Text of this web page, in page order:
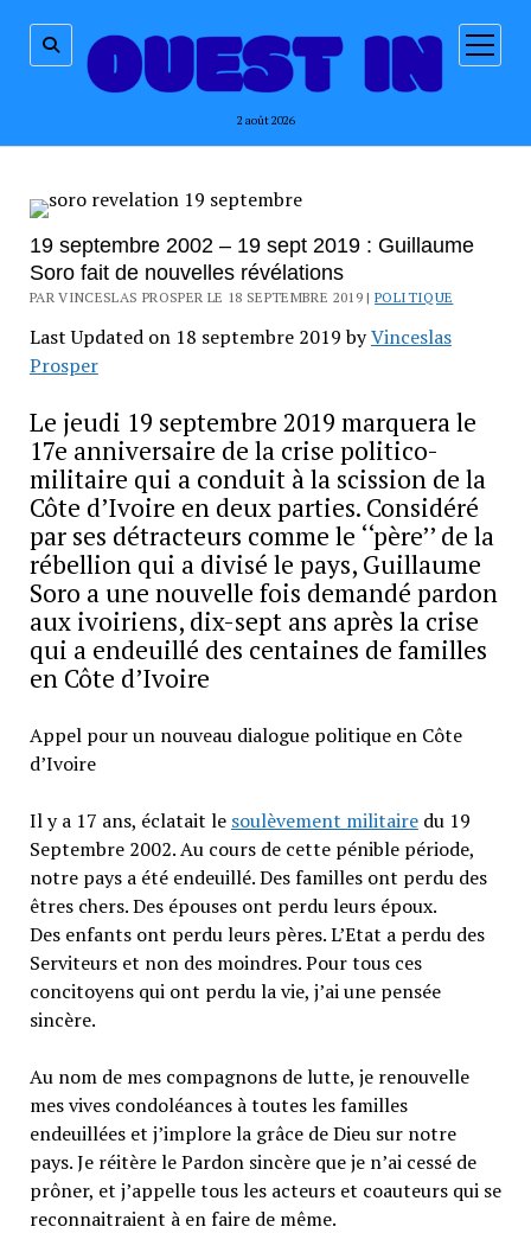
2 août 2026
ouvrir
menu
19 septembre 2002 – 19 sept 2019 : Guillaume
Soro fait de nouvelles révélations
PAR VINCESLAS PROSPER LE 18 SEPTEMBRE 2019 |POLITIQUE
Last Updated on 18 septembre 2019 byVinceslas
Prosper
Le jeudi 19 septembre 2019 marquera le
17e anniversaire de la crise politico-
militaire qui a conduit à la scission de la
Côte d’Ivoire en deux parties. Considéré
par ses détracteurs comme le ‘‘père’’ de la
rébellion qui a divisé le pays, Guillaume
Soro a une nouvelle fois demandé pardon
aux ivoiriens, dix-sept ans après la crise
qui a endeuillé des centaines de familles
en Côte d’Ivoire
Appel pour un nouveau dialogue politique en Côte
d’Ivoire
Il y a 17 ans, éclatait le soulèvement militairedu 19
Septembre 2002. Au cours de cette pénible période,
notre pays a été endeuillé. Des familles ont perdu des
êtres chers. Des épouses ont perdu leurs époux.
Des enfants ont perdu leurs pères. L’Etat a perdu des
Serviteurs et non des moindres. Pour tous ces
concitoyens qui ont perdu la vie, j’ai une pensée
sincère.
Au nom de mes compagnons de lutte, je renouvelle
mes vives condoléances à toutes les familles
endeuillées et j’implore la grâce de Dieu sur notre
pays. Je réitère le Pardon sincère que je n’ai cessé de
prôner, et j’appelle tous les acteurs et coauteurs qui se
reconnaitraient à en faire de même.